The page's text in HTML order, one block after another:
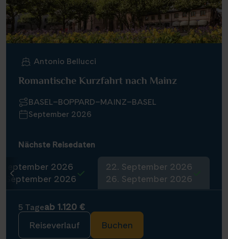
Antonio Bellucci
Romantische Kurzfahrt nach Mainz
BASEL–BOPPARD–MAINZ–BASEL
September 2026
Nächste Reisedaten
September 2026
September 2026
22. September 2026
26. September 2026
5 Tageab 1.120 €
Reiseverlauf
Buchen